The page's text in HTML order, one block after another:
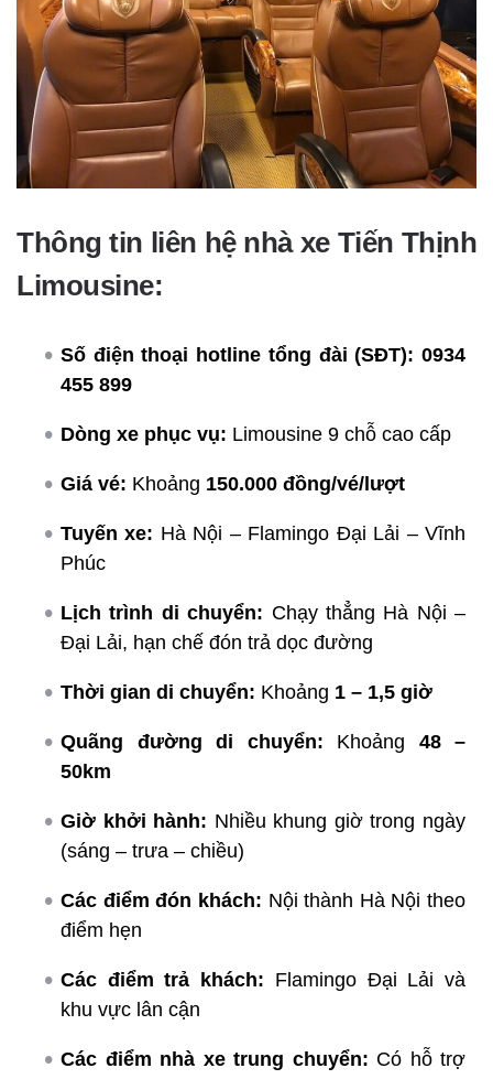
Thông tin liên hệ nhà xe Tiến Thịnh
Limousine:
Số điện thoại hotline tổng đài (SĐT): 0934
455 899
Dòng xe phục vụ: Limousine 9 chỗ cao cấp
Giá vé: Khoảng 150.000 đồng/vé/lượt
Tuyến xe: Hà Nội – Flamingo Đại Lải – Vĩnh
Phúc
Lịch trình di chuyển: Chạy thẳng Hà Nội –
Đại Lải, hạn chế đón trả dọc đường
Thời gian di chuyển: Khoảng 1 – 1,5 giờ
Quãng đường di chuyển: Khoảng 48 –
50km
Giờ khởi hành: Nhiều khung giờ trong ngày
(sáng – trưa – chiều)
Các điểm đón khách: Nội thành Hà Nội theo
điểm hẹn
Các điểm trả khách: Flamingo Đại Lải và
khu vực lân cận
Các điểm nhà xe trung chuyển: Có hỗ trợ